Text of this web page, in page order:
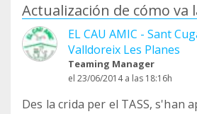
Actualización de cómo va
EL CAU AMIC - Sant
Valldoreix Les Planes
Teaming Manager
el 23/06/2014 a las 18:16h
Des la crida per el TASS, s'han